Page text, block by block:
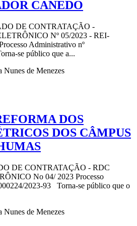
CANEDO
DE CONTRATAÇÃO -
Nº 05/2023 - REI-
Administrativo nº
se público que a...
de Menezes
DOS
DOS CÂMPUS
DE CONTRATAÇÃO - RDC
No 04/ 2023 Processo
2023-93 Torna-se público que o
de Menezes